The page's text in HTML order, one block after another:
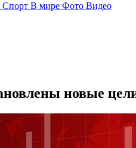
Спорт В мире Фото Видео
новые